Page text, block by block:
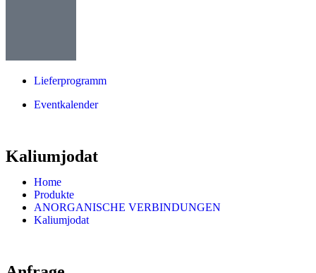
Lieferprogramm
Eventkalender
Kaliumjodat
Home
Produkte
ANORGANISCHE VERBINDUNGEN
Kaliumjodat